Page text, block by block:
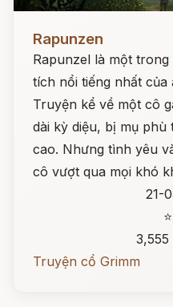
Rapunzen
Rapunzel là một
tích nổi tiếng nhất của
Truyện kể về một cô
dài kỳ diệu, bị mụ
cao. Nhưng tình yêu
cô vượt qua mọi khó
21-
Truyện cổ Grimm